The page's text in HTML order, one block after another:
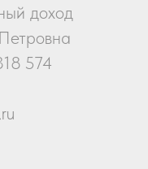
доход
574